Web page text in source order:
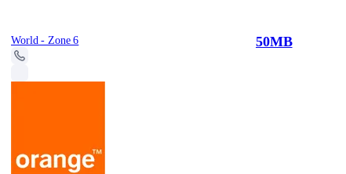
World - Zone 6 50MB